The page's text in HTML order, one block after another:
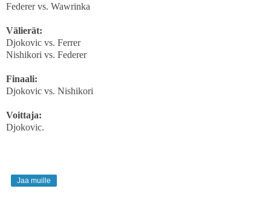
Federer vs. Wawrinka
Välierät:
Djokovic vs. Ferrer
Nishikori vs. Federer
Finaali:
Djokovic vs. Nishikori
Voittaja:
Djokovic.
Jaa muille